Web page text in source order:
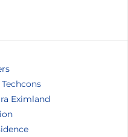
Eximland